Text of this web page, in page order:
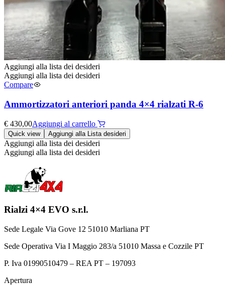
Aggiungi alla lista dei desideri
Aggiungi alla lista dei desideri
Compare
Ammortizzatori anteriori panda 4×4 rialzati R-6
€ 430,00Aggiungi al carrello
Quick view Aggiungi alla Lista desideri
Aggiungi alla lista dei desideri
Aggiungi alla lista dei desideri
Rialzi 4×4 EVO s.r.l.
Sede Legale Via Gove 12 51010 Marliana PT
Sede Operativa Via I Maggio 283/a 51010 Massa e Cozzile PT
P. Iva 01990510479 – REA PT – 197093
Apertura